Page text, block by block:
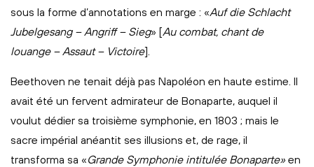
sous la forme d’annotations en marge : «Auf die Schlacht
Jubelgesang – Angriff – Sieg» [Au combat, chant de
louange – Assaut – Victoire].
Beethoven ne tenait déjà pas Napoléon en haute estime. Il
avait été un fervent admirateur de Bonaparte, auquel il
voulut dédier sa troisième symphonie, en 1803 ; mais le
sacre impérial anéantit ses illusions et, de rage, il
transforma sa «Grande Symphonie intitulée Bonaparte» en